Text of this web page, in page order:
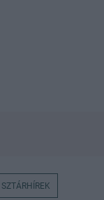
SZTÁRHÍREK